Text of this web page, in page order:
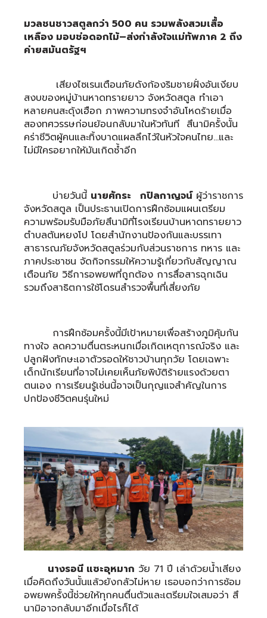
มวลชนชาวสตูลกว่า 500 คน รวมพลังสวมเสื้อ
เหลือง มอบช่อดอกไม้–ส่งกำลังใจแม่ทัพภาค 2 ถึง
ค่ายสมันตรัฐฯ
เสียงไซเรนเตือนภัยดังก้องริมชายฝั่งอันเงียบ
สงบของหมู่บ้านหาดทรายยาว จังหวัดสตูล ทำเอา
หลายคนสะดุ้งเฮือก ภาพความทรงจำอันโหดร้ายเมื่อ
สองทศวรรษก่อนย้อนกลับมาในหัวทันที สึนามิครั้งนั้น
คร่าชีวิตผู้คนและทิ้งบาดแผลลึกไว้ในหัวใจคนไทย…และ
ไม่มีใครอยากให้มันเกิดซ้ำอีก
บ่ายวันนี้ นายศักระ กปิลกาญจน์ผู้ว่าราชการ
จังหวัดสตูล เป็นประธานเปิดการฝึกซ้อมแผนเตรียม
ความพร้อมรับมือภัยสึนามิที่โรงเรียนบ้านหาดทรายยาว
ตำบลตันหยงโป โดยสำนักงานป้องกันและบรรเทา
สาธารณภัยจังหวัดสตูลร่วมกับส่วนราชการ ทหาร และ
ภาคประชาชน จัดกิจกรรมให้ความรู้เกี่ยวกับสัญญาณ
เตือนภัย วิธีการอพยพที่ถูกต้อง การสื่อสารฉุกเฉิน
รวมถึงสาธิตการใช้โดรนสำรวจพื้นที่เสี่ยงภัย
การฝึกซ้อมครั้งนี้มีเป้าหมายเพื่อสร้างภูมิคุ้มกัน
ทางใจ ลดความตื่นตระหนกเมื่อเกิดเหตุการณ์จริง และ
ปลูกฝังทักษะเอาตัวรอดให้ชาวบ้านทุกวัย โดยเฉพาะ
เด็กนักเรียนที่อาจไม่เคยเห็นภัยพิบัติร้ายแรงด้วยตา
ตนเอง การเรียนรู้เช่นนี้อาจเป็นกุญแจสำคัญในการ
ปกป้องชีวิตคนรุ่นใหม่
นางรอนี แซะอุหมาก วัย 71 ปี เล่าด้วยน้ำเสียง
เมื่อคิดถึงวันนั้นแล้วยังกลัวไม่หาย เธอบอกว่าการซ้อม
อพยพครั้งนี้ช่วยให้ทุกคนตื่นตัวและเตรียมใจเสมอว่า สึ
นามิอาจกลับมาอีกเมื่อไรก็ได้